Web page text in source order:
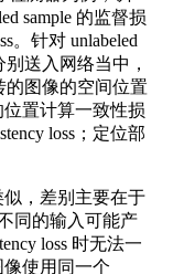
sample 的监督损
。针对 unlabeled
送入网络当中，
的图像的空间位置
置计算一致性损
loss；定位部
，差别主要在于
同的输入可能产
loss 时无法一
使用同一个